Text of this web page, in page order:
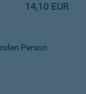
14,10 EUR
Person